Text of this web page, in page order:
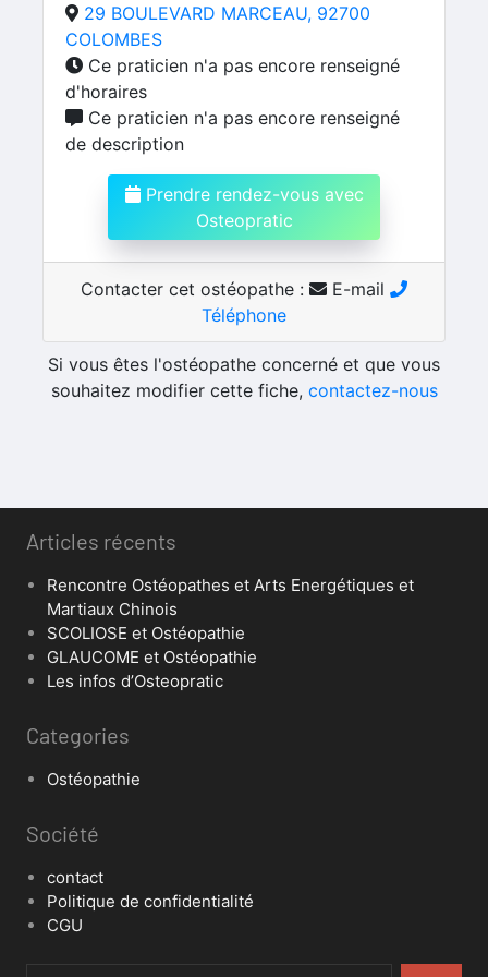
29 BOULEVARD MARCEAU, 92700
COLOMBES
Ce praticien n'a pas encore renseigné
d'horaires
Ce praticien n'a pas encore renseigné
de description
Prendre rendez-vous avec
Osteopratic
Contacter cet ostéopathe :
E-mail
Téléphone
Si vous êtes l'ostéopathe concerné et que vous
souhaitez modifier cette fiche, contactez-nous
Articles récents
Rencontre Ostéopathes et Arts Energétiques et
Martiaux Chinois
SCOLIOSE et Ostéopathie
GLAUCOME et Ostéopathie
Les infos d’Osteopratic
Categories
Ostéopathie
Société
contact
Politique de confidentialité
CGU